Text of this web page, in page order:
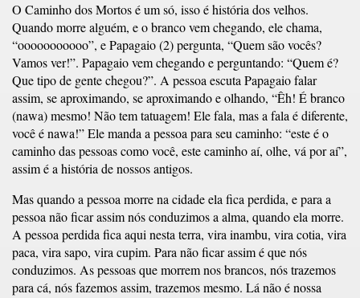
O Caminho dos Mortos é um só, isso é história dos velhos.
Quando morre alguém, e o branco vem chegando, ele chama,
“ooooooooooo”, e Papagaio (2) pergunta, “Quem são vocês?
Vamos ver!”. Papagaio vem chegando e perguntando: “Quem é?
Que tipo de gente chegou?”. A pessoa escuta Papagaio falar
assim, se aproximando, se aproximando e olhando, “Êh! É branco
(nawa) mesmo! Não tem tatuagem! Ele fala, mas a fala é diferente,
você é nawa!” Ele manda a pessoa para seu caminho: “este é o
caminho das pessoas como você, este caminho aí, olhe, vá por aí”,
assim é a história de nossos antigos.
Mas quando a pessoa morre na cidade ela fica perdida, e para a
pessoa não ficar assim nós conduzimos a alma, quando ela morre.
A pessoa perdida fica aqui nesta terra, vira inambu, vira cotia, vira
paca, vira sapo, vira cupim. Para não ficar assim é que nós
conduzimos. As pessoas que morrem nos brancos, nós trazemos
para cá, nós fazemos assim, trazemos mesmo. Lá não é nossa